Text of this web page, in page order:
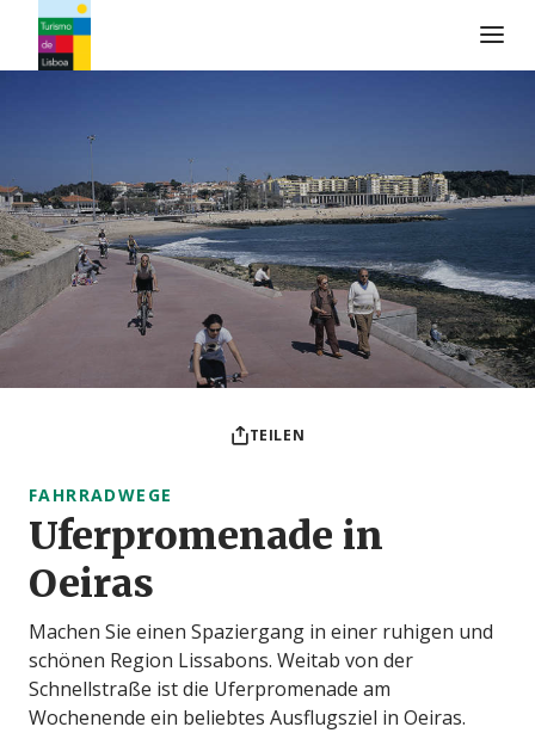
TEILEN
FAHRRADWEGE
Uferpromenade in
Oeiras
Machen Sie einen Spaziergang in einer ruhigen und
schönen Region Lissabons. Weitab von der
Schnellstraße ist die Uferpromenade am
Wochenende ein beliebtes Ausflugsziel in Oeiras.